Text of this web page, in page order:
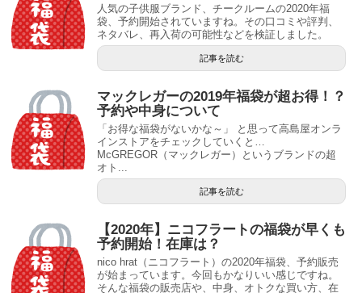
人気の子供服ブランド、チークルームの2020年福
袋、予約開始されていますね。その口コミや評判、
ネタバレ、再入荷の可能性などを検証しました。
記事を読む
マックレガーの2019年福袋が超お得！？
予約や中身について
「お得な福袋がないかな～」 と思って高島屋オンラ
インストアをチェックしていくと…
McGREGOR（マックレガー）というブランドの超
オト...
記事を読む
【2020年】ニコフラートの福袋が早くも
予約開始！在庫は？
nico hrat（ニコフラート）の2020年福袋、予約販売
が始まっています。今回もかなりいい感じですね。
そんな福袋の販売店や、中身、オトクな買い方、在